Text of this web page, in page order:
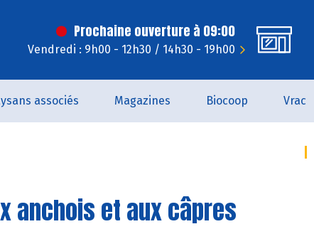
Prochaine ouverture à 09:00
Vendredi : 9h00 - 12h30 / 14h30 - 19h00
associés Magazines Biocoop Vrac
anchois et aux câpres